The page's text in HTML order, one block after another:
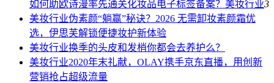
如何助欧诗漫率先通关化妆品电子标签备案？ 美妆行业3
美妆行业伪素颜“躺赢”秘诀？2026 无需卸妆素颜霜优
选，伊思芙解锁便捷妆护新体验
美妆行业换季的头皮和发梢你都会去养护么？
美妆行业2020年末礼献，OLAY携手京东直播，用创新
营销抢占超级流量